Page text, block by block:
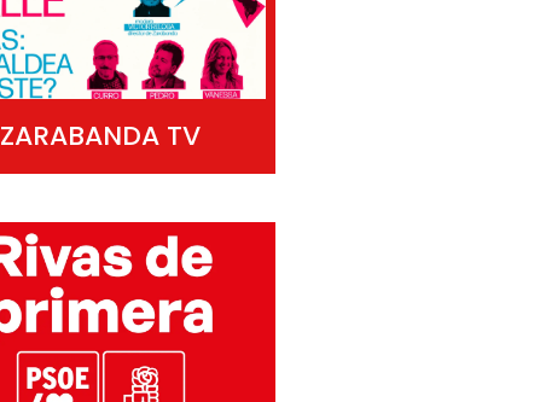
ZARABANDA TV